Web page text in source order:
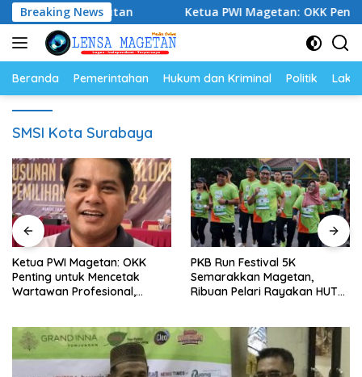
Langsung
ke
konten
Breaking News
Berkelanjutan Ketua PWI Magetan: OKK Penting
Beranda Pemerintahan Hukum dan Kriminal Politik
SMSI Kota Surabaya
PKB Run Festival 5K
Semarakkan Magetan,
Ribuan Pelari Rayakan HUT
Persani Magetan Satukan
Seluruh Sanggar Lewat
Senam Bersama, Suhardi: